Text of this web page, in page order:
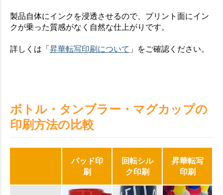
製品自体にインクを浸透させるので、プリント面にイン
クが乗った質感がなく自然な仕上がりです。
詳しくは「昇華転写印刷について 」をご確認ください。
ボトル・タンブラー・マグカップの
印刷方法の比較
パッド印
刷
回転シル
ク印刷
昇華転写
印刷